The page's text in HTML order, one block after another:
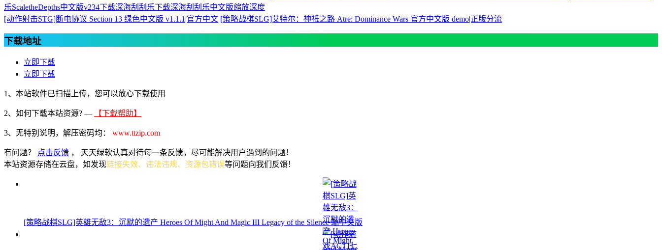
乐ScaletheDepths中文版v234下载深海刮刮乐下载深海刮刮乐中文版缩放深度
[动作射击STG]断电协议 Section 13 绿色中文版 v1.1.1|官方中文 [策略战棋SLG]艾特尔：神祇之路 Atre: Dominance Wars 官方中文版 demo|正版分流
下载地址
立即下载
立即下载
1、本站软件已扫描上传，您可以放心下载使用
2、 如何下载本站资源? — 【下载帮助】
3、无特别说明，解压密码均： www.ttzip.com
有问题？ 点击反馈 ， 天天绿软认真对待每一条反馈，尽可能解决用户遇到的问题！
本站资源存储在云盘，如发现链接失效、违法违规、资源包错误等问题向我们反馈！
[策略战棋SLG]英雄无敌3：沉默的遗产 Heroes Of Might And Magic III Legacy of the Silence 端中文版